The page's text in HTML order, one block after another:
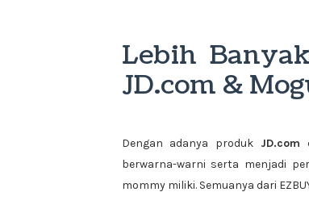
Lebih
JD.com &
Dengan adanya produk JD.com
berwarna-warni serta menjadi
mommy miliki. Semuanya dari